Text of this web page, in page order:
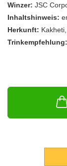
Winzer: JSC
Inhaltshinweis:
Herkunft:
Trinkempfehlung: